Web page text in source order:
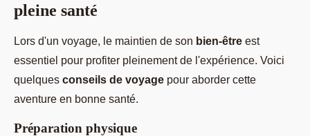
pleine santé
Lors d'un voyage, le maintien de son bien-être est
essentiel pour profiter pleinement de l'expérience. Voici
quelques conseils de voyage pour aborder cette
aventure en bonne santé.
Préparation physique